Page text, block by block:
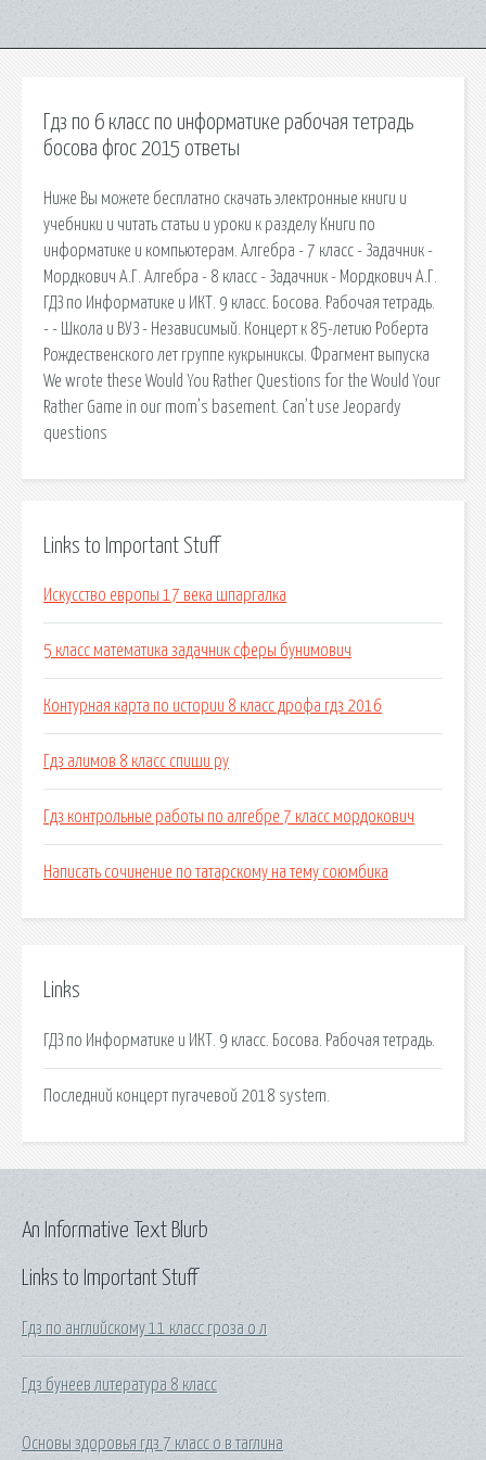
Гдз по 6 класс по информатике рабочая тетрадь
босова фгос 2015 ответы
Ниже Вы можете бесплатно скачать электронные книги и
учебники и читать статьи и уроки к разделу Книги по
информатике и компьютерам. Алгебра - 7 класс - Задачник -
Мордкович А.Г. Алгебра - 8 класс - Задачник - Мордкович А.Г.
ГДЗ по Информатике и ИКТ. 9 класс. Босова. Рабочая тетрадь.
- - Школа и ВУЗ - Независимый. Концерт к 85-летию Роберта
Рождественского лет группе кукрыниксы. Фрагмент выпуска
We wrote these Would You Rather Questions for the Would Your
Rather Game in our mom’s basement. Can’t use Jeopardy
questions
Links to Important Stuff
Искусство европы 17 века шпаргалка
5 класс математика задачник сферы бунимович
Контурная карта по истории 8 класс дрофа гдз 2016
Гдз алимов 8 класс спиши ру
Гдз контрольные работы по алгебре 7 класс мордокович
Написать сочинение по татарскому на тему союмбика
Links
ГДЗ по Информатике и ИКТ. 9 класс. Босова. Рабочая тетрадь.
Последний концерт пугачевой 2018 system.
Links to Important Stuff
Гдз по английскому 11 класс гроза о л
Гдз бунеев литература 8 класс
Основы здоровья гдз 7 класс о в таглина
An Informative Text Blurb